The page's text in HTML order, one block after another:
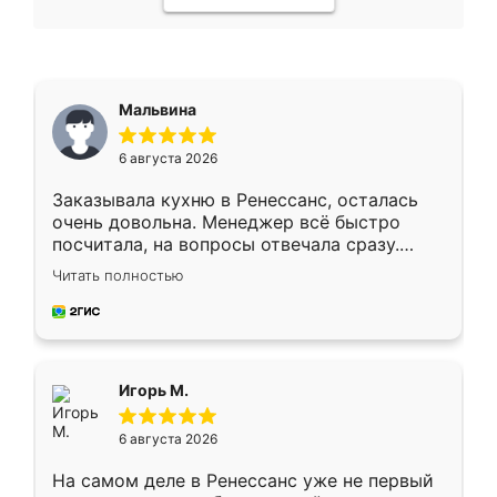
Мальвина
6 августа 2026
Заказывала кухню в Ренессанс, осталась
очень довольна. Менеджер всё быстро
посчитала, на вопросы отвечала сразу.
Замерщик приехал в субботу, подошёл к
делу со всей ответственностью. Собрали
за день, ребята работали аккуратно, даже
Читать полностью
Игорь М.
6 августа 2026
На самом деле в Ренессанс уже не первый